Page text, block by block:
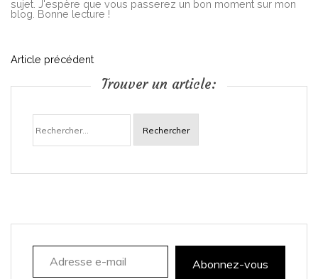
sujet. J'espère que vous passerez un bon moment sur mon
blog. Bonne lecture !
N
i
a
Article précédent
Trouver un article:
Rechercher :
Adresse e-mail
Abonnez-vous